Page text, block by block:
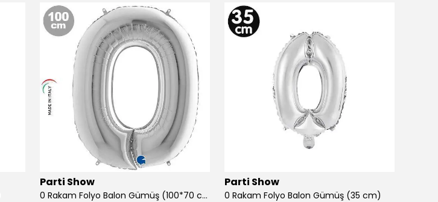
Parti Show
0 Rakam Folyo Balon Gümüş (100*70 cm)
Parti Show
0 Rakam Folyo Balon Gümüş (35 cm)